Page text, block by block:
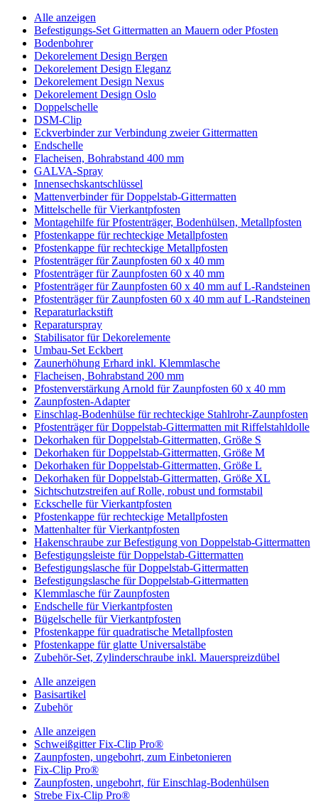
Alle anzeigen
Befestigungs-Set Gittermatten an Mauern oder Pfosten
Bodenbohrer
Dekorelement Design Bergen
Dekorelement Design Eleganz
Dekorelement Design Nexus
Dekorelement Design Oslo
Doppelschelle
DSM-Clip
Eckverbinder zur Verbindung zweier Gittermatten
Endschelle
Flacheisen, Bohrabstand 400 mm
GALVA-Spray
Innensechskantschlüssel
Mattenverbinder für Doppelstab-Gittermatten
Mittelschelle für Vierkantpfosten
Montagehilfe für Pfostenträger, Bodenhülsen, Metallpfosten
Pfostenkappe für rechteckige Metallpfosten
Pfostenkappe für rechteckige Metallpfosten
Pfostenträger für Zaunpfosten 60 x 40 mm
Pfostenträger für Zaunpfosten 60 x 40 mm
Pfostenträger für Zaunpfosten 60 x 40 mm auf L-Randsteinen
Pfostenträger für Zaunpfosten 60 x 40 mm auf L-Randsteinen
Reparaturlackstift
Reparaturspray
Stabilisator für Dekorelemente
Umbau-Set Eckbert
Zaunerhöhung Erhard inkl. Klemmlasche
Flacheisen, Bohrabstand 200 mm
Pfostenverstärkung Arnold für Zaunpfosten 60 x 40 mm
Zaunpfosten-Adapter
Einschlag-Bodenhülse für rechteckige Stahlrohr-Zaunpfosten
Pfostenträger für Doppelstab-Gittermatten mit Riffelstahldolle
Dekorhaken für Doppelstab-Gittermatten, Größe S
Dekorhaken für Doppelstab-Gittermatten, Größe M
Dekorhaken für Doppelstab-Gittermatten, Größe L
Dekorhaken für Doppelstab-Gittermatten, Größe XL
Sichtschutzstreifen auf Rolle, robust und formstabil
Eckschelle für Vierkantpfosten
Pfostenkappe für rechteckige Metallpfosten
Mattenhalter für Vierkantpfosten
Hakenschraube zur Befestigung von Doppelstab-Gittermatten
Befestigungsleiste für Doppelstab-Gittermatten
Befestigungslasche für Doppelstab-Gittermatten
Befestigungslasche für Doppelstab-Gittermatten
Klemmlasche für Zaunpfosten
Endschelle für Vierkantpfosten
Bügelschelle für Vierkantpfosten
Pfostenkappe für quadratische Metallpfosten
Pfostenkappe für glatte Universalstäbe
Zubehör-Set, Zylinderschraube inkl. Mauerspreizdübel
Alle anzeigen
Basisartikel
Zubehör
Alle anzeigen
Schweißgitter Fix-Clip Pro®
Zaunpfosten, ungebohrt, zum Einbetonieren
Fix-Clip Pro®
Zaunpfosten, ungebohrt, für Einschlag-Bodenhülsen
Strebe Fix-Clip Pro®